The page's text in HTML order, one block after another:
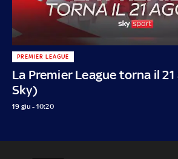
La Premier League torna il
Sky)
PREMIER LEAGUE
19 giu - 10:20